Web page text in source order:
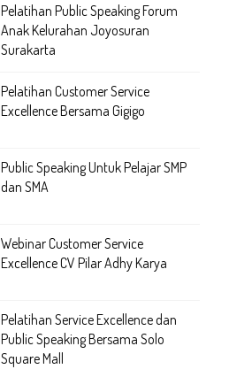
Pelatihan Public Speaking Forum
Anak Kelurahan Joyosuran
Surakarta
Pelatihan Customer Service
Excellence Bersama Gigigo
Public Speaking Untuk Pelajar SMP
dan SMA
Webinar Customer Service
Excellence CV Pilar Adhy Karya
Pelatihan Service Excellence dan
Public Speaking Bersama Solo
Square Mall